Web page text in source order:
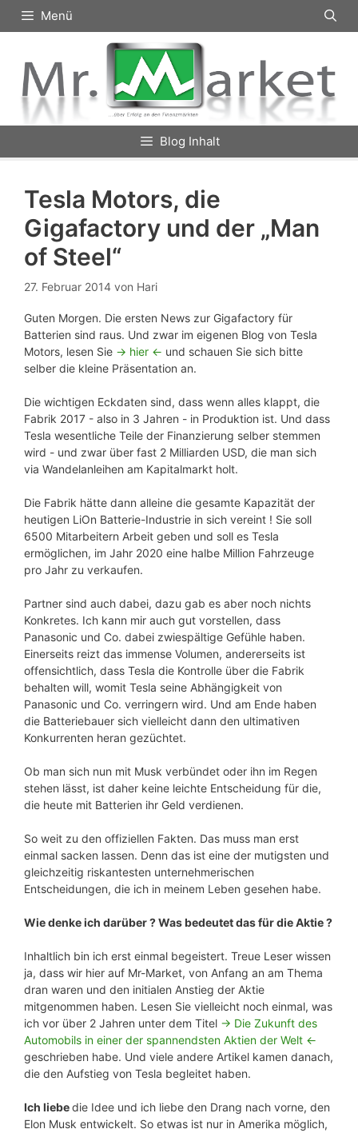
Inhalt
Menü
Blog Inhalt
Tesla Motors, die
Gigafactory und der „Man
of Steel“
27. Februar 2014 von Hari
Guten Morgen. Die ersten News zur Gigafactory für
Batterien sind raus. Und zwar im eigenen Blog von Tesla
Motors, lesen Sie -> hier <- und schauen Sie sich bitte
selber die kleine Präsentation an.
Die wichtigen Eckdaten sind, dass wenn alles klappt, die
Fabrik 2017 - also in 3 Jahren - in Produktion ist. Und dass
Tesla wesentliche Teile der Finanzierung selber stemmen
wird - und zwar über fast 2 Milliarden USD, die man sich
via Wandelanleihen am Kapitalmarkt holt.
Die Fabrik hätte dann alleine die gesamte Kapazität der
heutigen LiOn Batterie-Industrie in sich vereint ! Sie soll
6500 Mitarbeitern Arbeit geben und soll es Tesla
ermöglichen, im Jahr 2020 eine halbe Million Fahrzeuge
pro Jahr zu verkaufen.
Partner sind auch dabei, dazu gab es aber noch nichts
Konkretes. Ich kann mir auch gut vorstellen, dass
Panasonic und Co. dabei zwiespältige Gefühle haben.
Einerseits reizt das immense Volumen, andererseits ist
offensichtlich, dass Tesla die Kontrolle über die Fabrik
behalten will, womit Tesla seine Abhängigkeit von
Panasonic und Co. verringern wird. Und am Ende haben
die Batteriebauer sich vielleicht dann den ultimativen
Konkurrenten heran gezüchtet.
Ob man sich nun mit Musk verbündet oder ihn im Regen
stehen lässt, ist daher keine leichte Entscheidung für die,
die heute mit Batterien ihr Geld verdienen.
So weit zu den offiziellen Fakten. Das muss man erst
einmal sacken lassen. Denn das ist eine der mutigsten und
gleichzeitig riskantesten unternehmerischen
Entscheidungen, die ich in meinem Leben gesehen habe.
Wie denke ich darüber ? Was bedeutet das für die Aktie ?
Inhaltlich bin ich erst einmal begeistert. Treue Leser wissen
ja, dass wir hier auf Mr-Market, von Anfang an am Thema
dran waren und den initialen Anstieg der Aktie
mitgenommen haben. Lesen Sie vielleicht noch einmal, was
ich vor über 2 Jahren unter dem Titel -> Die Zukunft des
Automobils in einer der spannendsten Aktien der Welt <-
geschrieben habe. Und viele andere Artikel kamen danach,
die den Aufstieg von Tesla begleitet haben.
Ich liebedie Idee und ich liebe den Drang nach vorne, den
Elon Musk entwickelt. So etwas ist nur in Amerika möglich,